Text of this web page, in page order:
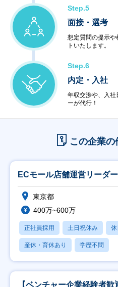
Step.5
面接・選考
想定質問の提示や
トいたします。
Step.6
内定・入社
年収交渉や、入
ーが代行！
この企業の
ECモール店舗運営リーダー
東京都
400万~600万
正社員採用 土日祝休み
産休・育休あり 学歴不問
【ベンチャー企業経験者